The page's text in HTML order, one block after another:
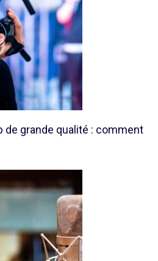
de grande qualité : comment